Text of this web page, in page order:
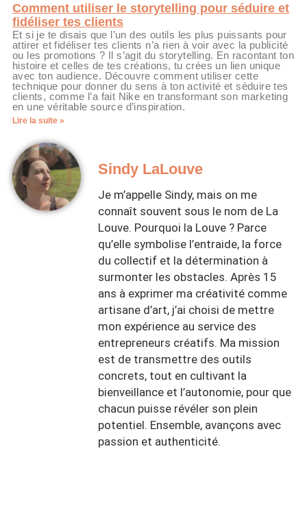
Comment utiliser le storytelling pour séduire et
fidéliser tes clients
Et si je te disais que l’un des outils les plus puissants pour
attirer et fidéliser tes clients n’a rien à voir avec la publicité
ou les promotions ? Il s’agit du storytelling. En racontant ton
histoire et celles de tes créations, tu crées un lien unique
avec ton audience. Découvre comment utiliser cette
technique pour donner du sens à ton activité et séduire tes
clients, comme l’a fait Nike en transformant son marketing
en une véritable source d’inspiration.
Lire la suite »
Sindy LaLouve
Je m’appelle Sindy, mais on me
connaît souvent sous le nom de La
Louve. Pourquoi la Louve ? Parce
qu’elle symbolise l’entraide, la force
du collectif et la détermination à
surmonter les obstacles. Après 15
ans à exprimer ma créativité comme
artisane d’art, j’ai choisi de mettre
mon expérience au service des
entrepreneurs créatifs. Ma mission
est de transmettre des outils
concrets, tout en cultivant la
bienveillance et l’autonomie, pour que
chacun puisse révéler son plein
potentiel. Ensemble, avançons avec
passion et authenticité.